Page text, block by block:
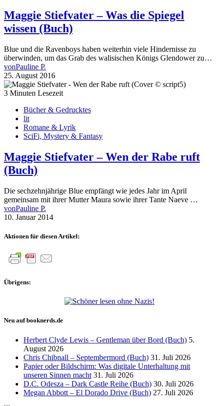
Maggie Stiefvater – Was die Spiegel
wissen (Buch)
Blue und die Ravenboys haben weiterhin viele Hindernisse zu
überwinden, um das Grab des walisischen Königs Glendower zu…
vonPauline P.
25. August 2016
3 Minuten Lesezeit
Bücher & Gedrucktes
lit
Romane & Lyrik
SciFi, Mystery & Fantasy
Maggie Stiefvater – Wen der Rabe ruft
(Buch)
Die sechzehnjährige Blue empfängt wie jedes Jahr im April
gemeinsam mit ihrer Mutter Maura sowie ihrer Tante Naeve …
vonPauline P.
10. Januar 2014
Aktionen für diesen Artikel:
Übrigens:
Neu auf booknerds.de
Herbert Clyde Lewis – Gentleman über Bord (Buch) 5.
August 2026
Chris Chibnall – Septembermord (Buch) 31. Juli 2026
Papier oder Bildschirm: Was digitale Unterhaltung mit
unseren Sinnen macht 31. Juli 2026
D.C. Odesza – Dark Castle Reihe (Buch) 30. Juli 2026
Megan Abbott – El Dorado Drive (Buch) 27. Juli 2026